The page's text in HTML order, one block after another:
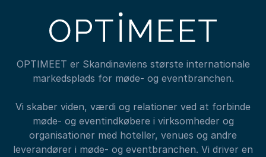
OPTIMEET er Skandinaviens største internationale
markedsplads for møde- og eventbranchen.
Vi skaber viden, værdi og relationer ved at forbinde
møde- og eventindkøbere i virksomheder og
organisationer med hoteller, venues og andre
leverandører i møde- og eventbranchen. Vi driver en